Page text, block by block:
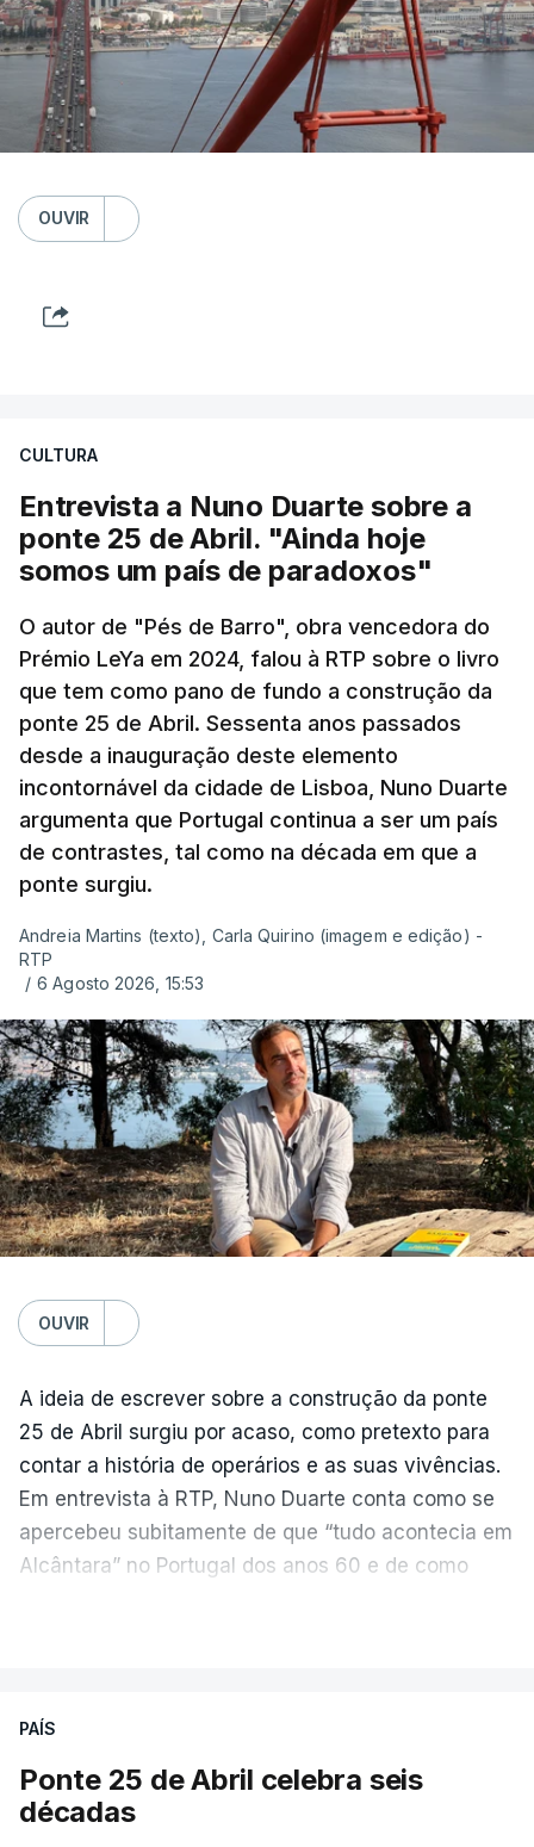
OUVIR
CULTURA
Entrevista a Nuno Duarte sobre a
ponte 25 de Abril. "Ainda hoje
somos um país de paradoxos"
O autor de "Pés de Barro", obra vencedora do
Prémio LeYa em 2024, falou à RTP sobre o livro
que tem como pano de fundo a construção da
ponte 25 de Abril. Sessenta anos passados
desde a inauguração deste elemento
incontornável da cidade de Lisboa, Nuno Duarte
argumenta que Portugal continua a ser um país
de contrastes, tal como na década em que a
ponte surgiu.
Andreia Martins (texto), Carla Quirino (imagem e edição) -
RTP
/ 6 Agosto 2026, 15:53
OUVIR
A ideia de escrever sobre a construção da ponte
25 de Abril surgiu por acaso, como pretexto para
contar a história de operários e as suas vivências.
Em entrevista à RTP, Nuno Duarte conta como se
apercebeu subitamente de que “tudo acontecia em
Alcântara” no Portugal dos anos 60 e de como
forma inesperada, através da literatura.
Em “Pés de Barro”,
PAÍS
Ponte 25 de Abril celebra seis
décadas